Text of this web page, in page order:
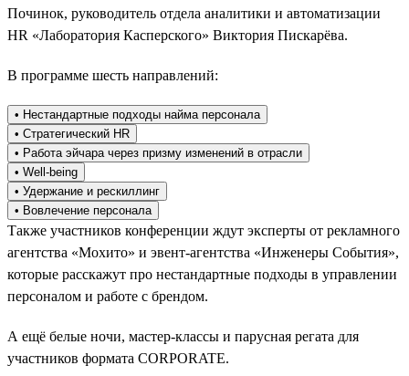
Починок, руководитель отдела аналитики и автоматизации
HR «Лаборатория Касперского» Виктория Пискарёва.
В программе шесть направлений:
• Нестандартные подходы найма персонала
• Стратегический HR
• Работа эйчара через призму изменений в отрасли
• Well-being
• Удержание и рескиллинг
• Вовлечение персонала
Также участников конференции ждут эксперты от рекламного
агентства «Мохито» и эвент-агентства «Инженеры События»,
которые расскажут про нестандартные подходы в управлении
персоналом и работе с брендом.
А ещё белые ночи, мастер-классы и парусная регата для
участников формата CORPORATE.